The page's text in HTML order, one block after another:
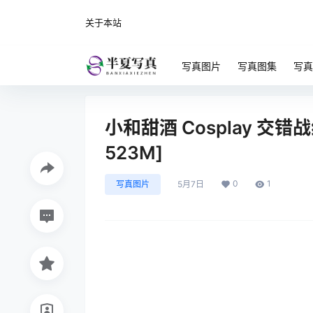
关于本站
写真图片 写真图集 写
小和甜酒 Cosplay 交错
523M]
写真图片 5月7日 0 1